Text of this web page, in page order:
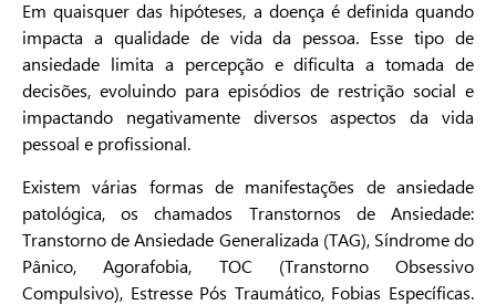
Em quaisquer das hipóteses, a doença é definida quando
impacta a qualidade de vida da pessoa. Esse tipo de
ansiedade limita a percepção e dificulta a tomada de
decisões, evoluindo para episódios de restrição social e
impactando negativamente diversos aspectos da vida
pessoal e profissional.
Existem várias formas de manifestações de ansiedade
patológica, os chamados Transtornos de Ansiedade:
Transtorno de Ansiedade Generalizada (TAG), Síndrome do
Pânico, Agorafobia, TOC (Transtorno Obsessivo
Compulsivo), Estresse Pós Traumático, Fobias Específicas.